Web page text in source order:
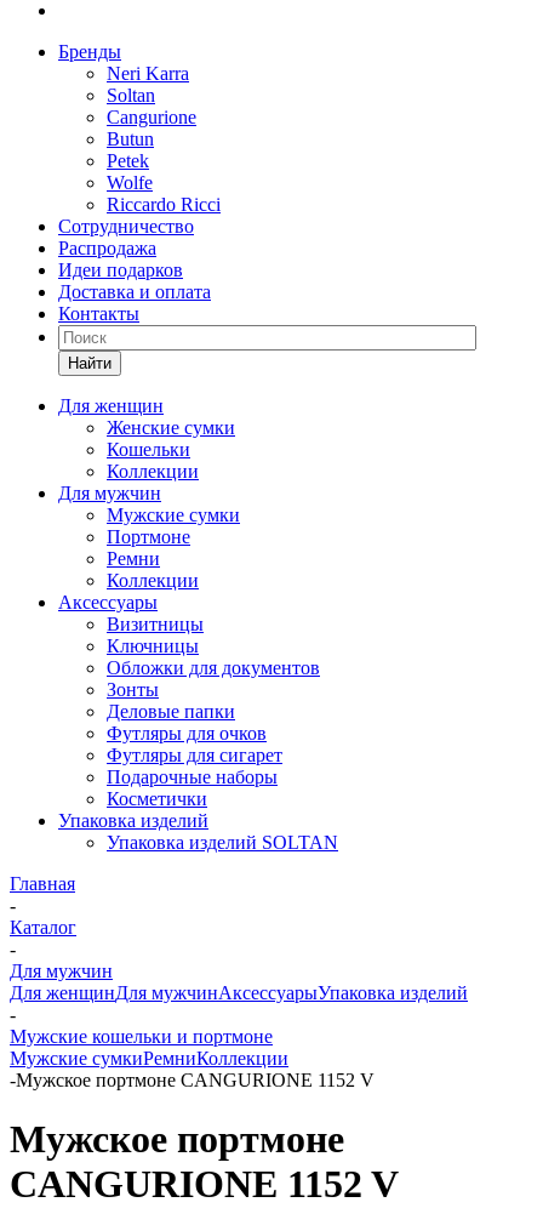
Бренды
Neri Karra
Soltan
Cangurione
Butun
Petek
Wolfe
Riccardo Ricci
Сотрудничество
Распродажа
Идеи подарков
Доставка и оплата
Контакты
Найти
Для женщин
Женские сумки
Кошельки
Коллекции
Для мужчин
Мужские сумки
Портмоне
Ремни
Коллекции
Аксессуары
Визитницы
Ключницы
Обложки для документов
Зонты
Деловые папки
Футляры для очков
Футляры для сигарет
Подарочные наборы
Косметички
Упаковка изделий
Упаковка изделий SOLTAN
Главная
-
Каталог
-
Для мужчин
Для женщинДля мужчинАксессуарыУпаковка изделий
-
Мужские кошельки и портмоне
Мужские сумкиРемниКоллекции
-Мужское портмоне CANGURIONE 1152 V
Мужское портмоне
CANGURIONE 1152 V